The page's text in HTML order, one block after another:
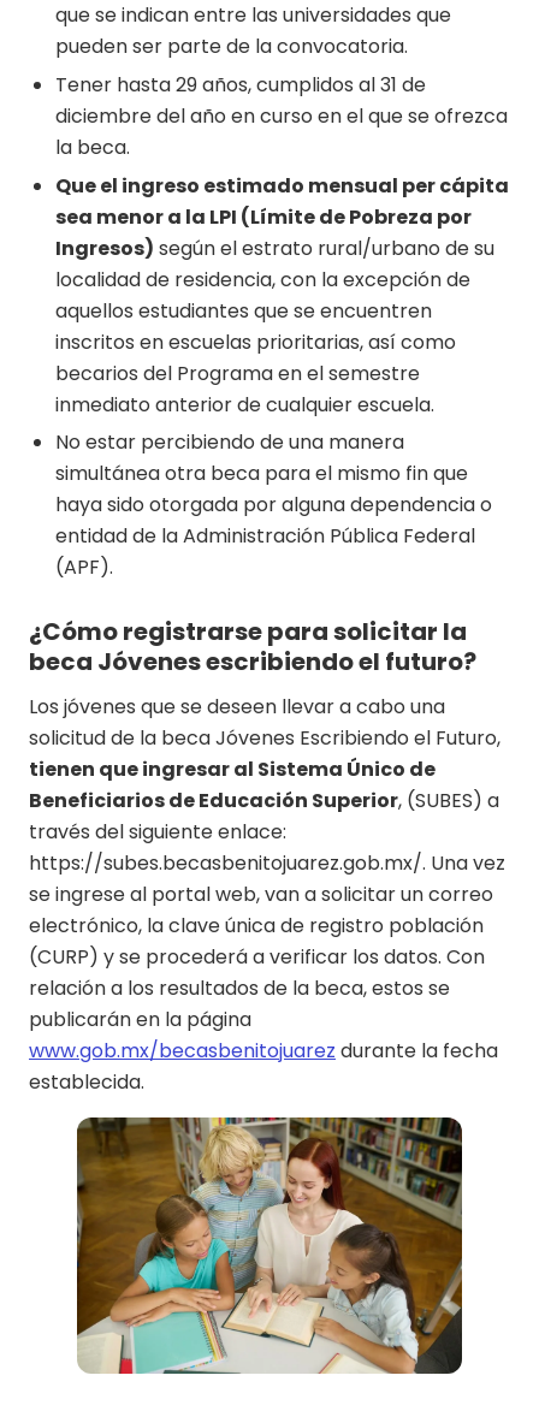
que se indican entre las universidades que
pueden ser parte de la convocatoria.
Tener hasta 29 años, cumplidos al 31 de
diciembre del año en curso en el que se ofrezca
la beca.
Que el ingreso estimado mensual per cápita
sea menor a la LPI (Límite de Pobreza por
Ingresos) según el estrato rural/urbano de su
localidad de residencia, con la excepción de
aquellos estudiantes que se encuentren
inscritos en escuelas prioritarias, así como
becarios del Programa en el semestre
inmediato anterior de cualquier escuela.
No estar percibiendo de una manera
simultánea otra beca para el mismo fin que
haya sido otorgada por alguna dependencia o
entidad de la Administración Pública Federal
(APF).
¿Cómo registrarse para solicitar la
beca Jóvenes escribiendo el futuro?
Los jóvenes que se deseen llevar a cabo una
solicitud de la beca Jóvenes Escribiendo el Futuro,
tienen que ingresar al Sistema Único de
Beneficiarios de Educación Superior, (SUBES) a
través del siguiente enlace:
https://subes.becasbenitojuarez.gob.mx/. Una vez
se ingrese al portal web, van a solicitar un correo
electrónico, la clave única de registro población
(CURP) y se procederá a verificar los datos. Con
relación a los resultados de la beca, estos se
publicarán en la página
www.gob.mx/becasbenitojuarez durante la fecha
establecida.